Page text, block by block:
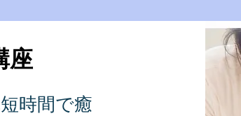
座
時間で癒